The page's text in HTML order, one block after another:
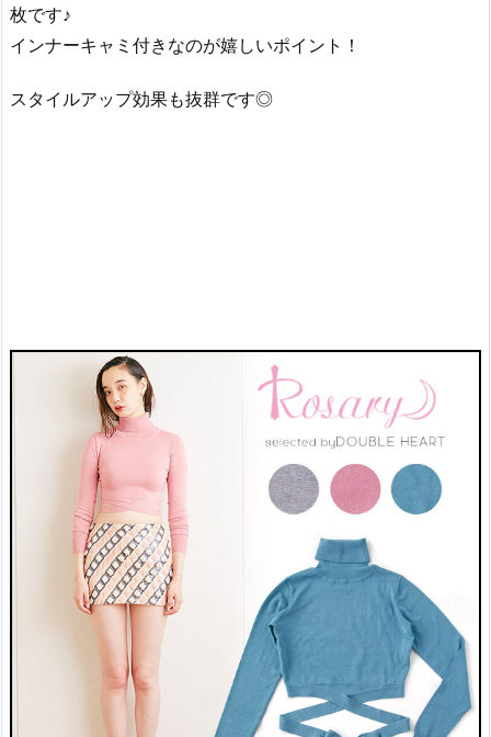
枚です♪
インナーキャミ付きなのが嬉しいポイント！
スタイルアップ効果も抜群です◎